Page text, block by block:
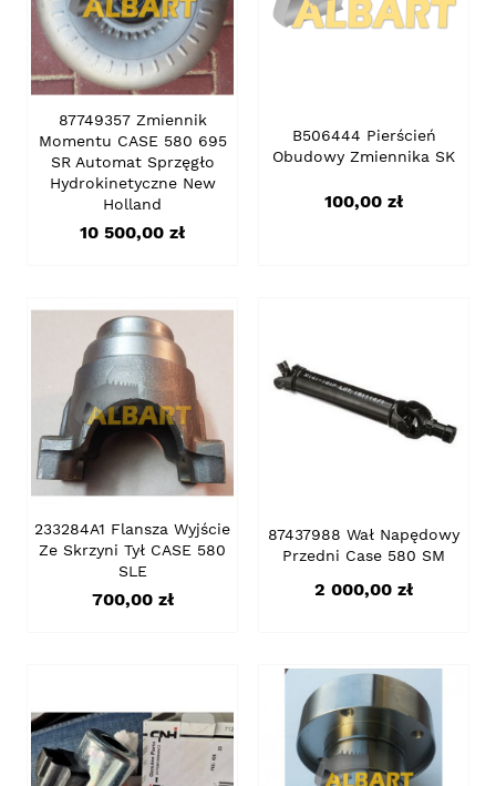
87749357 Zmiennik
Momentu CASE 580 695
SR Automat Sprzęgło
Hydrokinetyczne New
Holland
Cena
10 500,00 zł
B506444 Pierścień
Obudowy Zmiennika SK
Cena
100,00 zł
233284A1 Flansza Wyjście
Ze Skrzyni Tył CASE 580
SLE
Cena
700,00 zł
87437988 Wał Napędowy
Przedni Case 580 SM
Cena
2 000,00 zł